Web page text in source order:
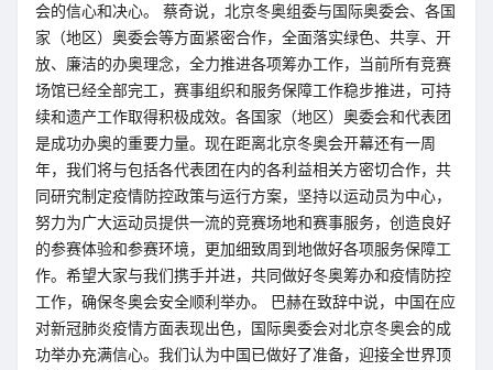
会的信心和决心。 蔡奇说，北京冬奥组委与国际奥委会、各国
家（地区）奥委会等方面紧密合作，全面落实绿色、共享、开
放、廉洁的办奥理念，全力推进各项筹办工作，当前所有竞赛
场馆已经全部完工，赛事组织和服务保障工作稳步推进，可持
续和遗产工作取得积极成效。各国家（地区）奥委会和代表团
是成功办奥的重要力量。现在距离北京冬奥会开幕还有一周
年，我们将与包括各代表团在内的各利益相关方密切合作，共
同研究制定疫情防控政策与运行方案，坚持以运动员为中心，
努力为广大运动员提供一流的竞赛场地和赛事服务，创造良好
的参赛体验和参赛环境，更加细致周到地做好各项服务保障工
作。希望大家与我们携手并进，共同做好冬奥筹办和疫情防控
工作，确保冬奥会安全顺利举办。 巴赫在致辞中说，中国在应
对新冠肺炎疫情方面表现出色，国际奥委会对北京冬奥会的成
功举办充满信心。我们认为中国已做好了准备，迎接全世界顶